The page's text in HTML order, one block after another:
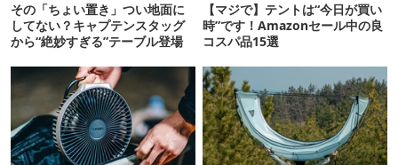
その「ちょい置き」つい地面に
してない？キャプテンスタッグ
から“絶妙すぎる”テーブル登場
【マジで】テントは“今日が買い
時”です！Amazonセール中の良
コスパ品15選